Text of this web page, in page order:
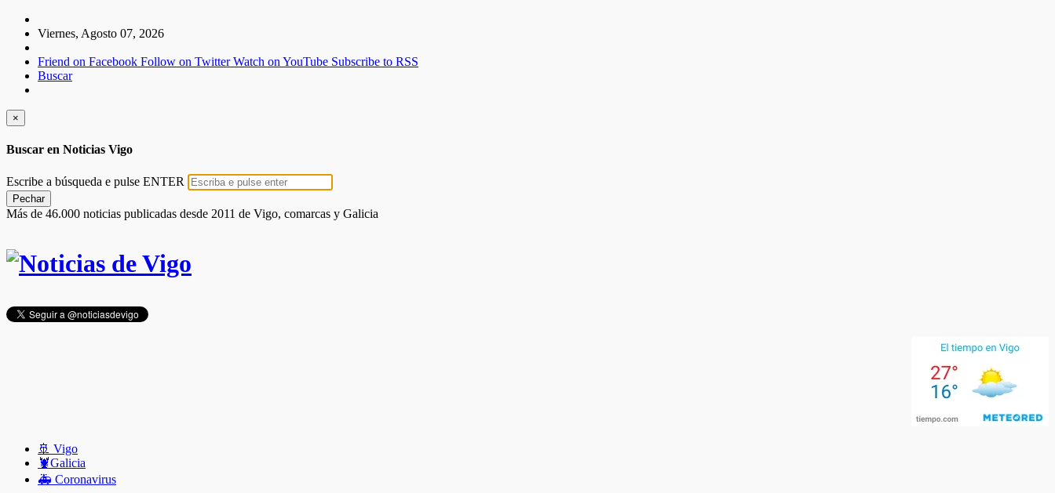
Viernes, Agosto 07, 2026
Friend on Facebook Follow on Twitter Watch on YouTube Subscribe to RSS
Buscar
×
Buscar en Noticias Vigo
Escribe a búsqueda e pulse ENTER
Pechar
Más de 46.000 noticias publicadas desde 2011 de Vigo, comarcas y Galicia
🚢 Vigo
🦞️Galicia
🚑 Coronavirus